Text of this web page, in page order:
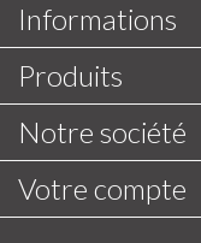
Informations
Produits
Notre société
Votre compte